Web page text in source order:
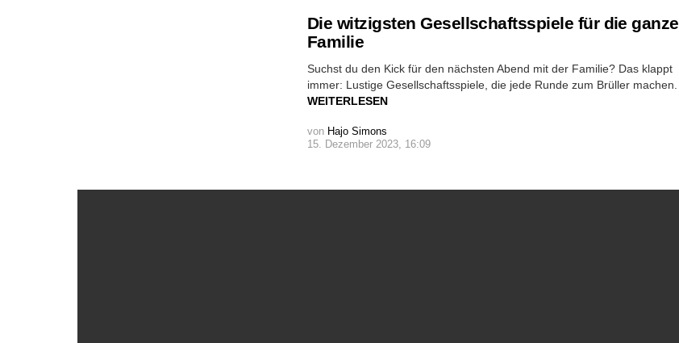
Die witzigsten Gesellschaftsspiele für die ganze
Familie
Suchst du den Kick für den nächsten Abend mit der Familie? Das klappt
immer: Lustige Gesellschaftsspiele, die jede Runde zum Brüller machen.
WEITERLESEN
von Hajo Simons
15. Dezember 2023, 16:09